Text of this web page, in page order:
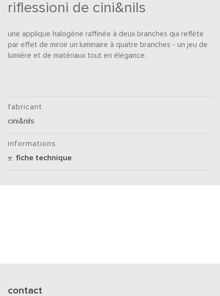
riflessioni de cini&nils
une applique halogène raffinée à deux branches qui reflète
par effet de miroir un luminaire à quatre branches - un jeu de
lumière et de matériaux tout en élégance.
fabricant
cini&nils
informations
fiche technique
contact